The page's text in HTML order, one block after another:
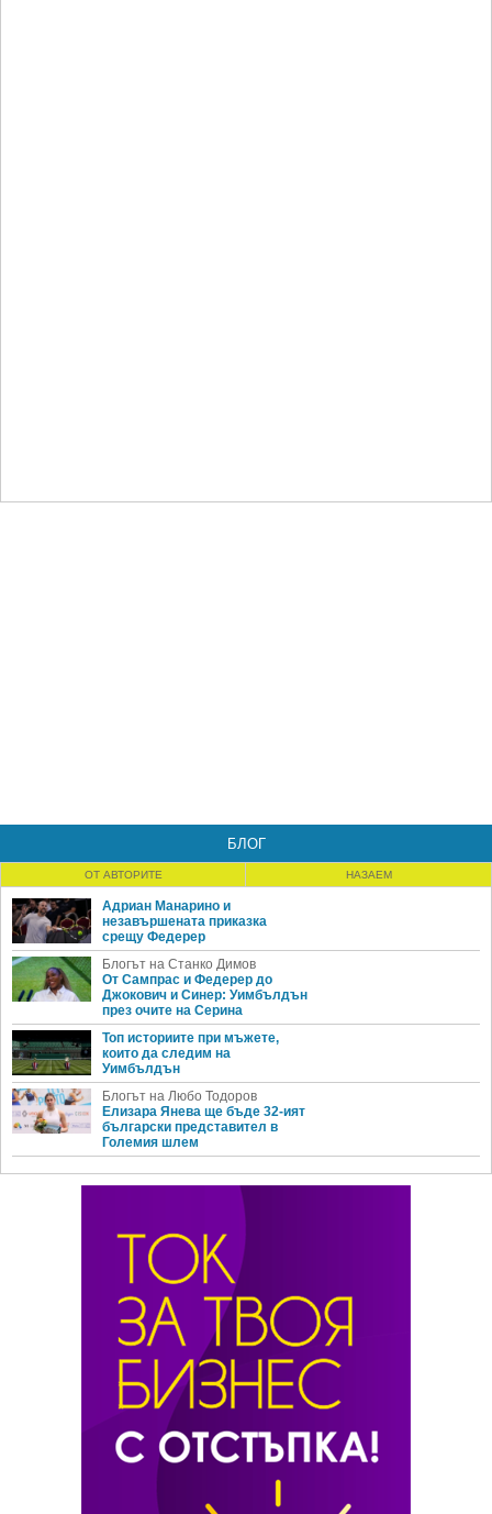
БЛОГ
ОТ АВТОРИТЕ НАЗАЕМ
Адриан Манарино и
незавършената приказка
срещу Федерер
Блогът на Станко Димов
От Сампрас и Федерер до
Джокович и Синер: Уимбълдън
през очите на Серина
Топ историите при мъжете,
които да следим на
Уимбълдън
Блогът на Любо Тодоров
Елизара Янева ще бъде 32-ият
български представител в
Големия шлем